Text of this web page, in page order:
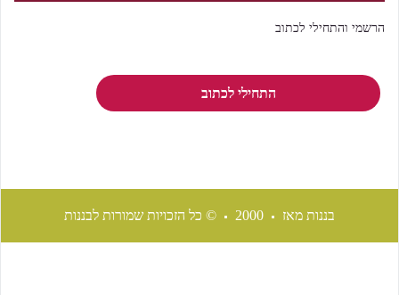
הרשמי והתחילי לכתוב
התחילי לכתוב
בננות מאז © כל הזכויות שמורות לבננות